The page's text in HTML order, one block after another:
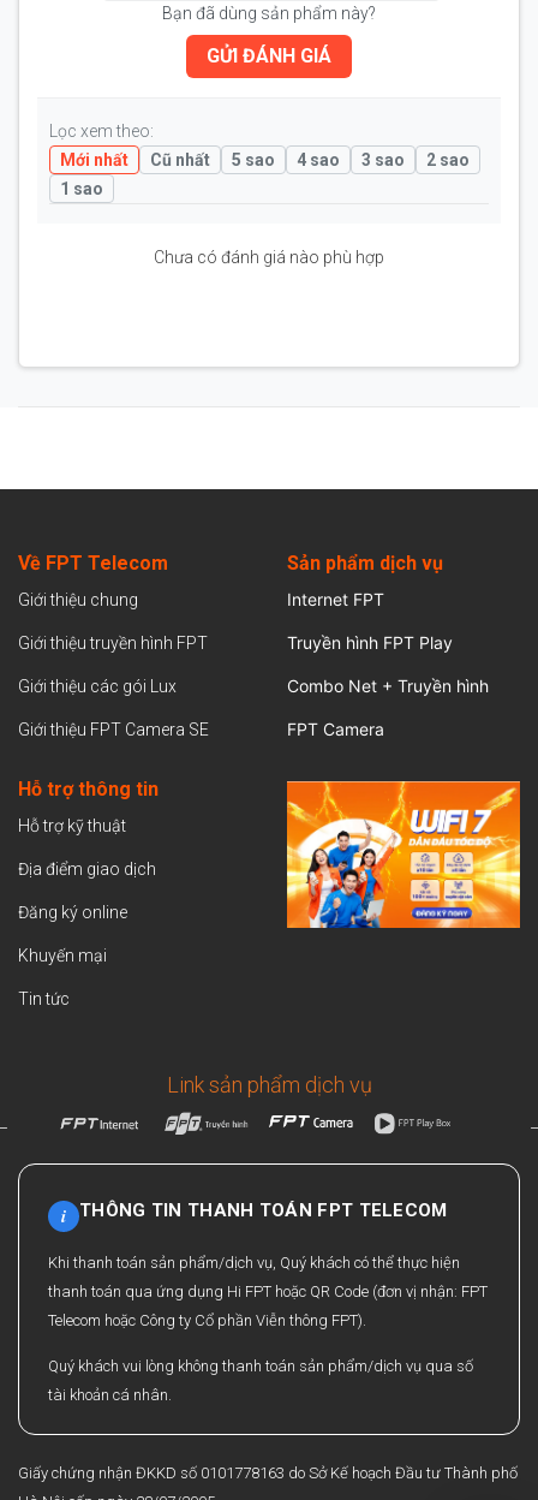
Bạn đã dùng sản phẩm này?
GỬI ĐÁNH GIÁ
Lọc xem theo:
Mới nhất
Cũ nhất 5 sao 4 sao 3 sao
2 sao
1 sao
Chưa có đánh giá nào phù hợp
Về FPT Telecom
Giới thiệu chung
Giới thiệu truyền hình FPT
Giới thiệu các gói Lux
Giới thiệu FPT Camera SE
Sản phẩm dịch vụ
Internet FPT
Truyền hình FPT Play
Combo Net + Truyền hình
FPT Camera
Hỗ trợ thông tin
Hỗ trợ kỹ thuật
Địa điểm giao dịch
Đăng ký online
Khuyến mại
Tin tức
Link sản phẩm dịch vụ
i THÔNG TIN THANH TOÁN FPT TELECOM
Khi thanh toán sản phẩm/dịch vụ, Quý khách có thể thực hiện
thanh toán qua ứng dụng Hi FPT hoặc QR Code (đơn vị nhận: FPT
Telecom hoặc Công ty Cổ phần Viễn thông FPT).
Quý khách vui lòng không thanh toán sản phẩm/dịch vụ qua số
tài khoản cá nhân.
Giấy chứng nhận ĐKKD số 0101778163 do Sở Kế hoạch Đầu tư Thành phố